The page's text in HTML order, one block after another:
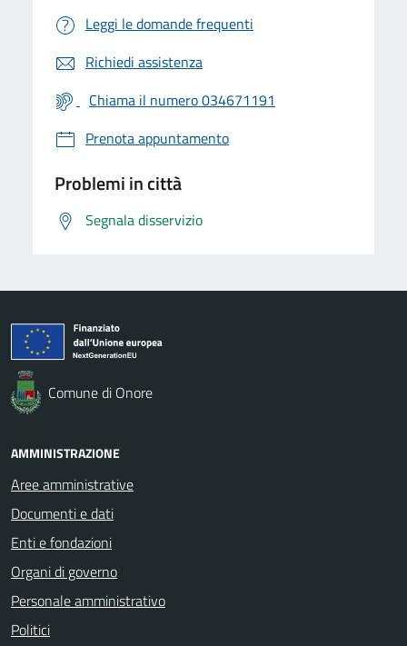
Leggi le domande frequenti
Richiedi assistenza
Chiama il numero 034671191
Prenota appuntamento
Problemi in città
Segnala disservizio
Comune di Onore
AMMINISTRAZIONE
Aree amministrative
Documenti e dati
Enti e fondazioni
Organi di governo
Personale amministrativo
Politici